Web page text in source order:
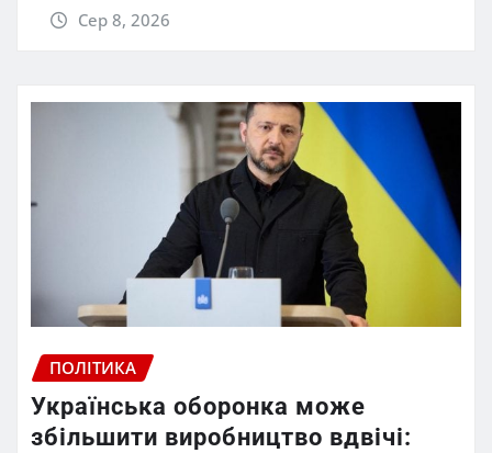
Сер 8, 2026
ПОЛІТИКА
Українська оборонка може
збільшити виробництво вдвічі: